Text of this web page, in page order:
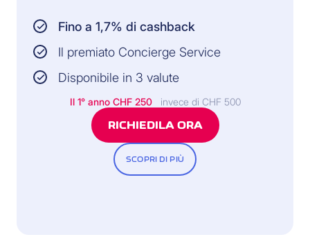
Fino a 1,7% di cashback
Il premiato Concierge Service
Disponibile in 3 valute
Il 1° anno CHF 250 invece di CHF 500
RICHIEDILA ORA
SCOPRI DI PIÙ